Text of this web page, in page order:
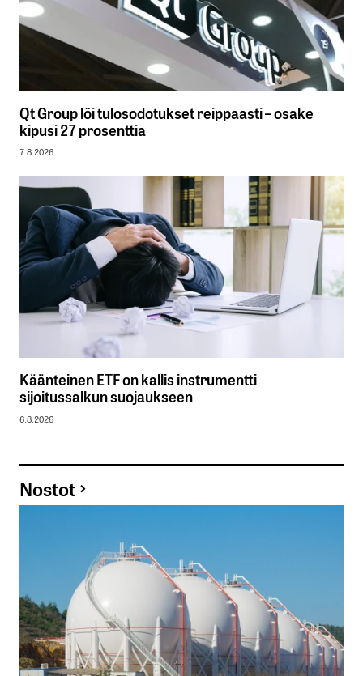
Qt Group löi tulosodotukset reippaasti – osake
kipusi 27 prosenttia
7.8.2026
Käänteinen ETF on kallis instrumentti
sijoitussalkun suojaukseen
6.8.2026
Nostot